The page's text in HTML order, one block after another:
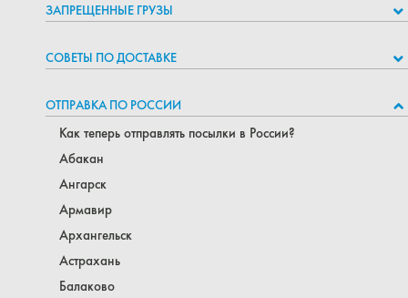
ЗАПРЕЩЕННЫЕ ГРУЗЫ
СОВЕТЫ ПО ДОСТАВКЕ
ОТПРАВКА ПО РОССИИ
Как теперь отправлять посылки в России?
Абакан
Ангарск
Армавир
Архангельск
Астрахань
Балаково